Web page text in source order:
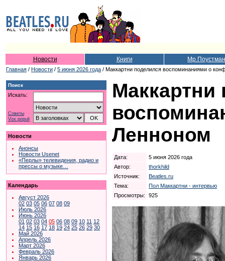
Новости Книги Мр.Поустман
Главная / Новости / 5 июня 2026 года / Маккартни поделился воспоминаниями о
Поиск
Искать:
Советы
Vox populi
Новости
Анонсы
Новости Usenet
«Перлы» телевидения, радио и
прессы о музыке…
Календарь
Август 2026
02 03 05 06 07 08 09
Июль 2026
Июнь 2026
01 02 03 04 05 06 08 09 10 11 12
14 15 16 17 18 19 24 25 26 29 30
Май 2026
Апрель 2026
Март 2026
Февраль 2026
Январь 2026
Маккартни
Ленноном
Дата:
5 июня 2026 года
Автор:
thorkhild
Источник:
Beatles.ru
Тема:
Пол Маккартни - интервью
Просмотры:
925